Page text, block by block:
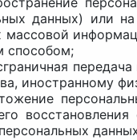
данных) или
массовой
способом;
иностранному